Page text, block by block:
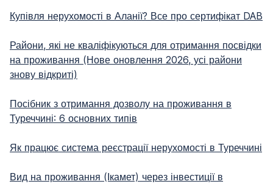
Купівля нерухомості в Аланії? Все про сертифікат DAB
Райони, які не кваліфікуються для отримання посвідки
на проживання (Нове оновлення 2026, усі райони
знову відкриті)
Посібник з отримання дозволу на проживання в
Туреччині: 6 основних типів
Як працює система реєстрації нерухомості в Туреччині
Вид на проживання (Ікамет) через інвестиції в